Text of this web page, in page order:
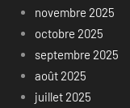
novembre 2025
octobre 2025
septembre 2025
août 2025
juillet 2025